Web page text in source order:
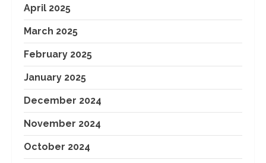
April 2025
March 2025
February 2025
January 2025
December 2024
November 2024
October 2024